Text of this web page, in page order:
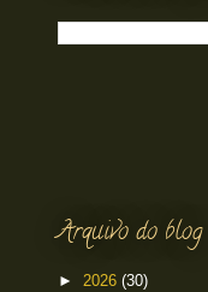
Arquivo do blog
► 2026 (30)